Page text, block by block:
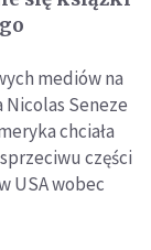
mediów na
Seneze
chciała
części
USA wobec